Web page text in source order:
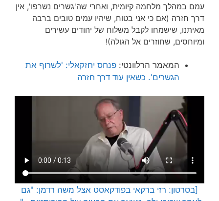
עמם במהלך מלחמה קיומית, ואחרי שה'גשרים נשרפו', אין
דרך חזרה (אם כי אני בטוח, שיהיו עמים טובים ברבה
מאיתנו, שישמחו לקבל משלוח של יהודים עשירים
ומיוחסים, שחוזרים אל הגולה)!
המאמר הרלוונטי: פנחס יחזקאלי: 'לשרוף את
הגשרים'. כשאין עוד דרך חזרה
[בסרטון: רזי ברקאי בפודקאסט אצל משה רדמן: "גם